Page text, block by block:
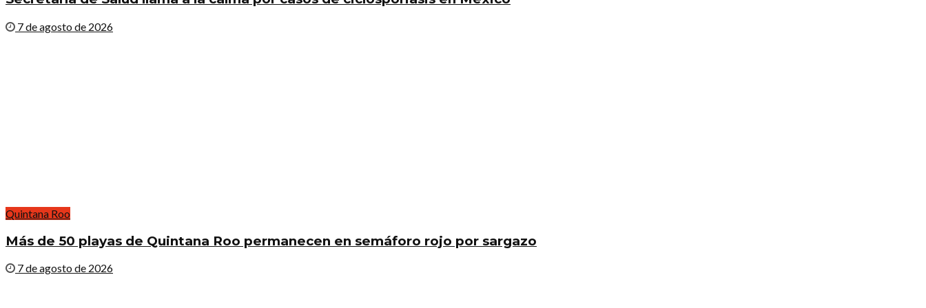
7 de agosto de 2026
Quintana Roo
Más de 50 playas de Quintana Roo permanecen en semáforo rojo por sargazo
7 de agosto de 2026